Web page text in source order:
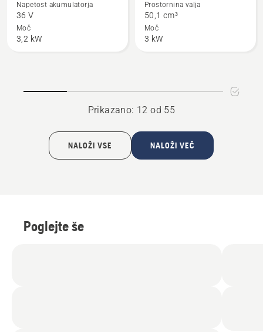
podrobnosti
550i
Napetost akumulatorja
36 V
Moč
3,2 kW
podrobnosti
550 XP®
Prostornina valja
50,1 сm³
Moč
3 kW
Prikazano: 12 od 55
NALOŽI VSE NALOŽI VEČ
Poglejte še